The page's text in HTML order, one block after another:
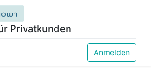
Privatkunden
Anmelden